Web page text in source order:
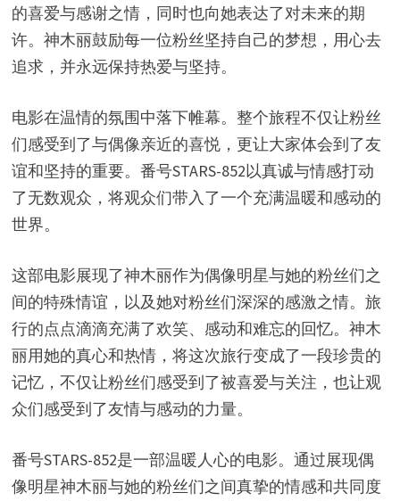
的喜爱与感谢之情，同时也向她表达了对未来的期
许。神木丽鼓励每一位粉丝坚持自己的梦想，用心去
追求，并永远保持热爱与坚持。
电影在温情的氛围中落下帷幕。整个旅程不仅让粉丝
们感受到了与偶像亲近的喜悦，更让大家体会到了友
谊和坚持的重要。番号STARS-852以真诚与情感打动
了无数观众，将观众们带入了一个充满温暖和感动的
世界。
这部电影展现了神木丽作为偶像明星与她的粉丝们之
间的特殊情谊，以及她对粉丝们深深的感激之情。旅
行的点点滴滴充满了欢笑、感动和难忘的回忆。神木
丽用她的真心和热情，将这次旅行变成了一段珍贵的
记忆，不仅让粉丝们感受到了被喜爱与关注，也让观
众们感受到了友情与感动的力量。
番号STARS-852是一部温暖人心的电影。通过展现偶
像明星神木丽与她的粉丝们之间真挚的情感和共同度